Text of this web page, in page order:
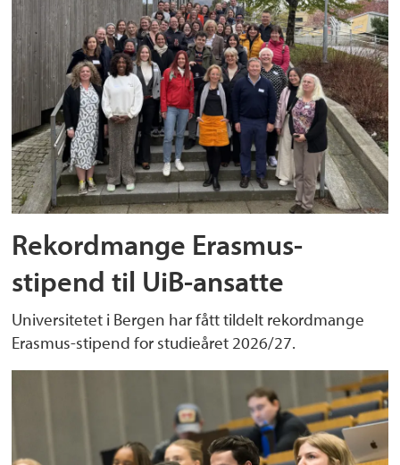
Rekordmange Erasmus-
stipend til UiB-ansatte
Universitetet i Bergen har fått tildelt rekordmange
Erasmus-stipend for studieåret 2026/27.